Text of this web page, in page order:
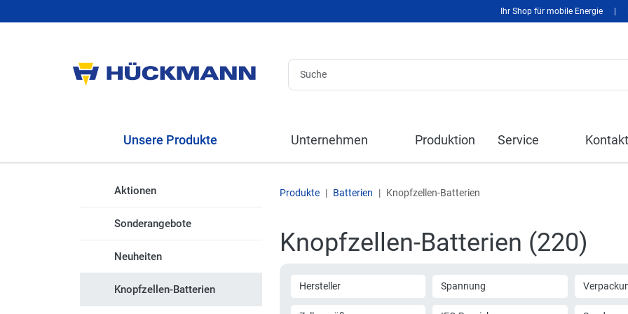
Ihr Shop für mobile Energie
Unsere Produkte Unternehmen Produktion Service Kontakt
Aktionen
Sonderangebote
Neuheiten
Knopfzellen-Batterien
Produkte Batterien Knopfzellen-Batterien
Knopfzellen-Batterien (220)
Hersteller Spannung